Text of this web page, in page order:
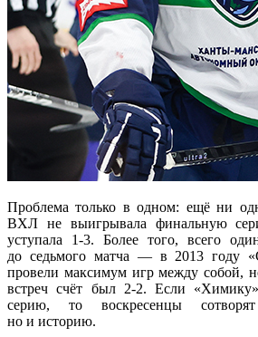
Проблема только в одном: ещё ни
ВХЛ не выигрывала финальную
уступала 1-3. Более того, всего
до седьмого матча — в 2013 году
провели максимум игр между собой,
встреч счёт был 2-2. Если «Химику»
серию, то воскресенцы
но и историю.